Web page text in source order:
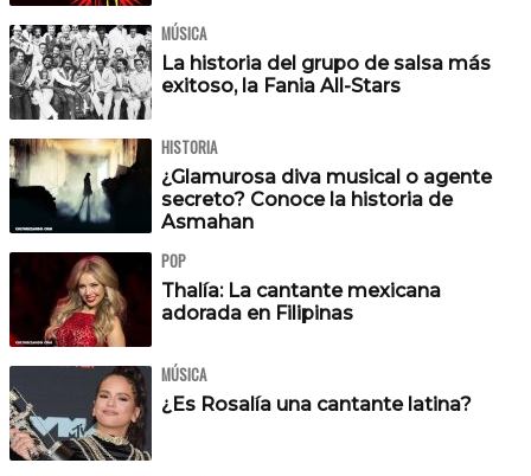
MÚSICA
La historia del grupo de salsa más
exitoso, la Fania All-Stars
HISTORIA
¿Glamurosa diva musical o agente
secreto? Conoce la historia de
Asmahan
POP
Thalía: La cantante mexicana
adorada en Filipinas
MÚSICA
¿Es Rosalía una cantante latina?